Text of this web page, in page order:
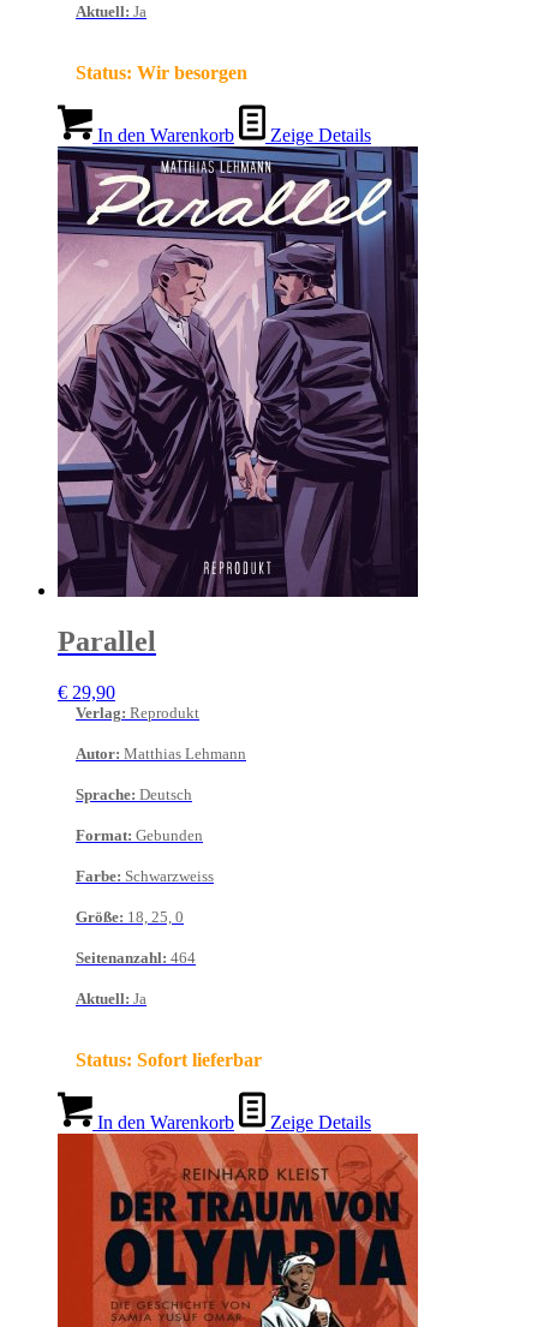
Aktuell: Ja
Status: Wir besorgen
In den Warenkorb Zeige Details
Parallel
€ 29,90
Verlag: Reprodukt
Autor: Matthias Lehmann
Sprache: Deutsch
Format: Gebunden
Farbe: Schwarzweiss
Größe: 18, 25, 0
Seitenanzahl: 464
Aktuell: Ja
Status: Sofort lieferbar
In den Warenkorb Zeige Details